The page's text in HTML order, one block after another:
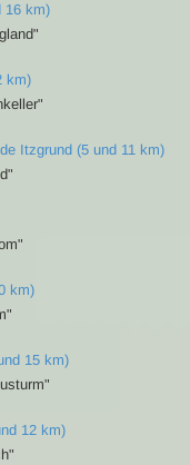
16 km)
km)
Itzgrund (5 und 11 km)
km)
15 km)
12 km)